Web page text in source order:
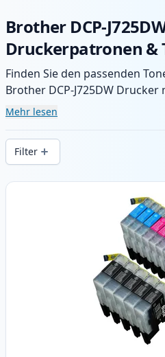
Brother DCP-
Druckerpatronen &
Finden Sie den passenden
Brother DCP-J725DW
Auswahl an kompatiblen und
Druckqualität und schnellem
lokalem Lager in .
Mehr lesen
Filter
Produkte